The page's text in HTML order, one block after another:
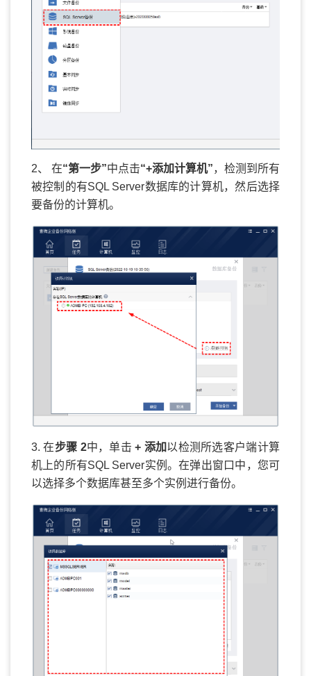
2、 在“第一步”中点击“+添加计算机”，检测到所有
被控制的有SQL Server数据库的计算机，然后选择
要备份的计算机。
3. 在步骤 2中，单击+ 添加以检测所选客户端计算
机上的所有SQL Server实例。在弹出窗口中，您可
以选择多个数据库甚至多个实例进行备份。